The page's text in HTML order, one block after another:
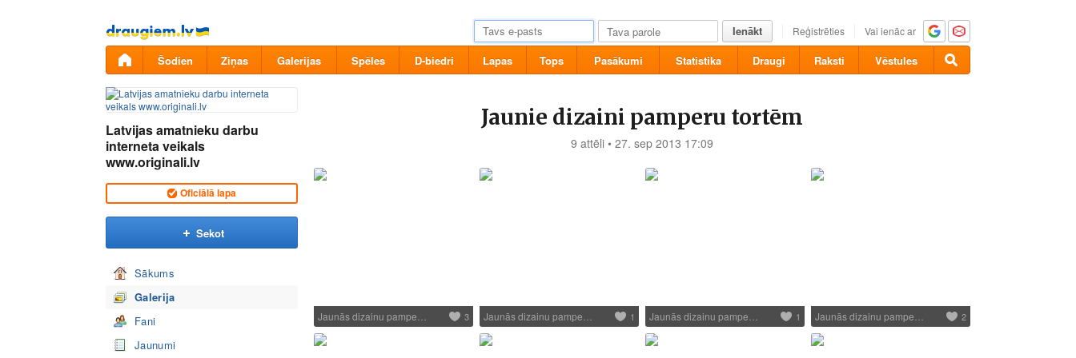
Pāriet
uz
saturu
Ienākt Reģistrēties Vai ienāc ar
Šodien Ziņas Galerijas Spēles D-biedri Lapas Tops Pasākumi Statistika Draugi Raksti Vēstules
Latvijas amatnieku darbu
interneta veikals
www.originali.lv
Oficiālā lapa
Sekot
Sākums
Galerija
Fani
Jaunumi
Jaunie dizaini pamperu tortēm
9 attēli • 27. sep 2013 17:09
Jaunās dizainu pampe… 3 Jaunās dizainu pampe… 1 Jaunās dizainu pampe… 1 Jaunās dizainu pampe… 2